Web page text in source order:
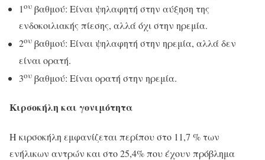
1ου βαθμού: Είναι ψηλαφητή στην αύξηση της
ενδοκοιλιακής πίεσης, αλλά όχι στην ηρεμία.
2ου βαθμού: Είναι ψηλαφητή στην ηρεμία, αλλά δεν
είναι ορατή.
3ου βαθμού: Είναι ορατή στην ηρεμία.
Κιρσοκήλη και γονιμότητα
Η κιρσοκήλη εμφανίζεται περίπου στο 11,7 % των
ενήλικων αντρών και στο 25,4% που έχουν πρόβλημα